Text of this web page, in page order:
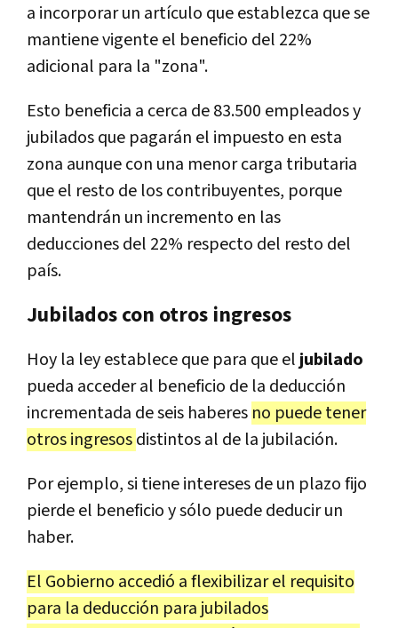
a incorporar un artículo que establezca que se
mantiene vigente el beneficio del 22%
adicional para la "zona".
Esto beneficia a cerca de 83.500 empleados y
jubilados que pagarán el impuesto en esta
zona aunque con una menor carga tributaria
que el resto de los contribuyentes, porque
mantendrán un incremento en las
deducciones del 22% respecto del resto del
país.
Jubilados con otros ingresos
Hoy la ley establece que para que el jubilado
pueda acceder al beneficio de la deducción
incrementada de seis haberes no puede tener
otros ingresosdistintos al de la jubilación.
Por ejemplo, si tiene intereses de un plazo fijo
pierde el beneficio y sólo puede deducir un
haber.
El Gobierno accedió a flexibilizar el requisito
para la deducción para jubilados